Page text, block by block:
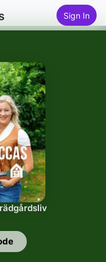
Sign In